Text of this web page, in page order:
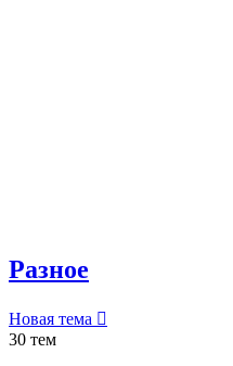
Разное
Новая тема
30 тем